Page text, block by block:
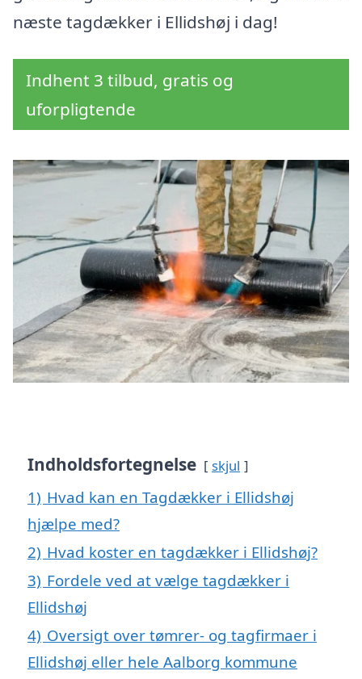
næste tagdækker i Ellidshøj i dag!
Indhent 3 tilbud, gratis og
uforpligtende
Indholdsfortegnelse skjul
1) Hvad kan en Tagdækker i Ellidshøj
hjælpe med?
2) Hvad koster en tagdækker i Ellidshøj?
3) Fordele ved at vælge tagdækker i
Ellidshøj
4) Oversigt over tømrer- og tagfirmaer i
Ellidshøj eller hele Aalborg kommune